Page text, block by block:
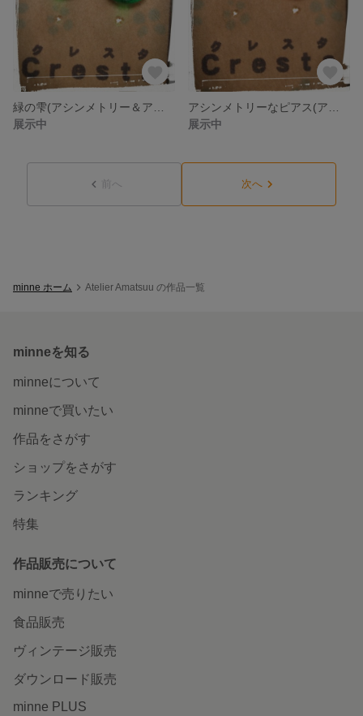
展示中
展示中
前へ 次へ
minne ホーム Atelier Amatsuu の作品一覧
minneを知る
minneについて
minneで買いたい
作品をさがす
ショップをさがす
ランキング
特集
作品販売について
minneで売りたい
食品販売
ヴィンテージ販売
ダウンロード販売
minne PLUS